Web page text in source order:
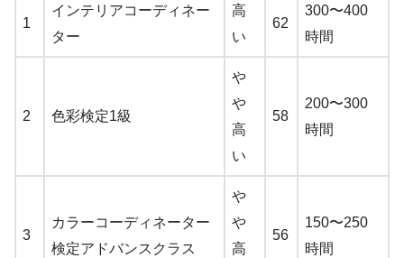
1
インテリアコーディネー
ター
高
い
62
300〜400
時間
2 色彩検定1級
や
や
高
い
58
200〜300
時間
3
カラーコーディネーター
検定アドバンスクラス
や
や
高
56
150〜250
時間